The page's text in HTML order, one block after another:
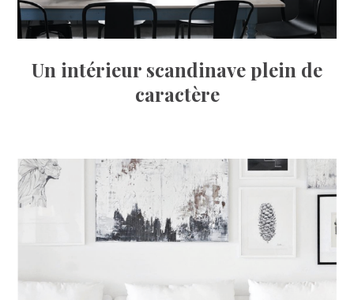
Un intérieur scandinave plein de
caractère